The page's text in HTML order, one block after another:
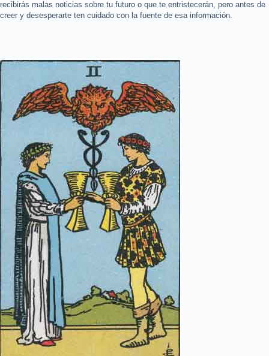
recibirás malas noticias sobre tu futuro o que te entristecerán, pero antes de
creer y desesperarte ten cuidado con la fuente de esa información.